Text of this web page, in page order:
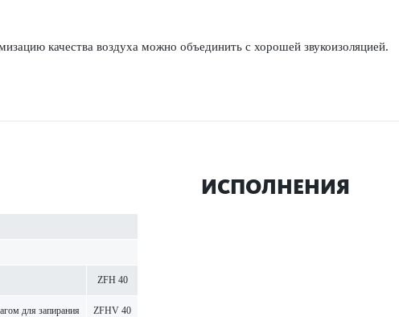
качества воздуха можно объединить с хор­ошей звук­ои­з­ол­яцией.
ИСПОЛНЕНИЯ
ZFH 40
для запирания ZFHV 40